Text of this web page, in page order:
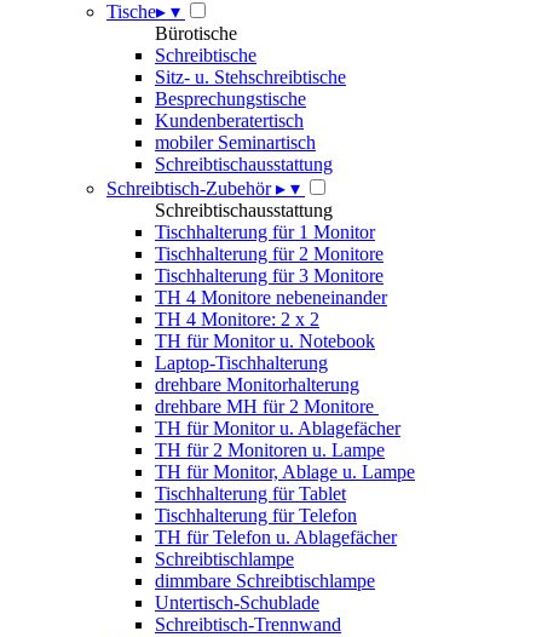
Tische▸ ▾
Bürotische
Schreibtische
Sitz- u. Stehschreibtische
Besprechungstische
Kundenberatertisch
mobiler Seminartisch
Schreibtischausstattung
Schreibtisch-Zubehör▸ ▾
Schreibtischausstattung
Tischhalterung für 1 Monitor
Tischhalterung für 2 Monitore
Tischhalterung für 3 Monitore
TH 4 Monitore nebeneinander
TH 4 Monitore: 2 x 2
TH für Monitor u. Notebook
Laptop-Tischhalterung
drehbare Monitorhalterung
drehbare MH für 2 Monitore
TH für Monitor u. Ablagefächer
TH für 2 Monitoren u. Lampe
TH für Monitor, Ablage u. Lampe
Tischhalterung für Tablet
Tischhalterung für Telefon
TH für Telefon u. Ablagefächer
Schreibtischlampe
dimmbare Schreibtischlampe
Untertisch-Schublade
Schreibtisch-Trennwand